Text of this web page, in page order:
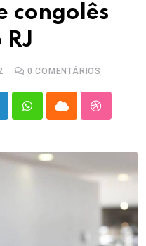
congolês
0 COMENTÁRIOS
WhatsappCloud